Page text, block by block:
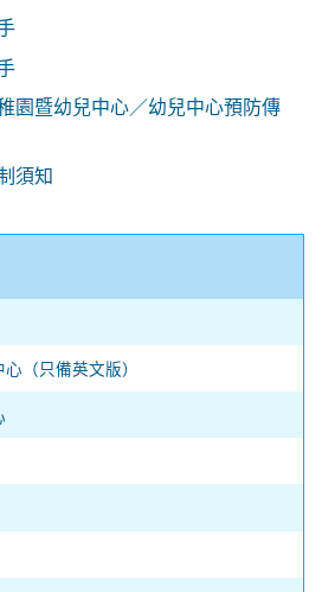
園暨幼兒中心／幼兒中心預防傳
須知
（只備英文版）